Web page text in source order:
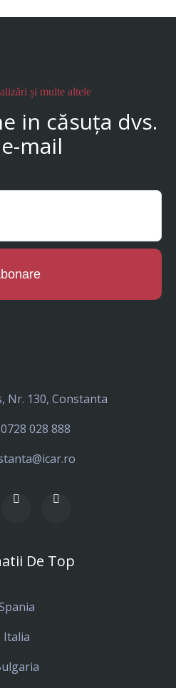
și multe altele
in căsuța dvs.
mail
Nr. 130, Constanta
028 888
De Top
Italia